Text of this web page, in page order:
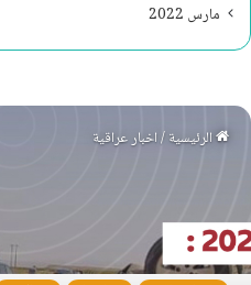
مارس 2022